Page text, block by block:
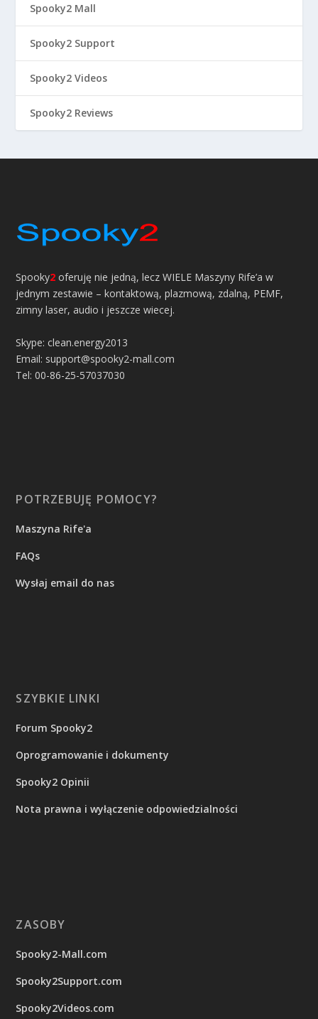
Spooky2 Mall
Spooky2 Support
Spooky2 Videos
Spooky2 Reviews
Spooky2 oferuję nie jedną, lecz WIELE Maszyny Rife’a w
jednym zestawie – kontaktową, plazmową, zdalną, PEMF,
zimny laser, audio i jeszcze wiecej.
Skype: clean.energy2013
Email: support@spooky2-mall.com
Tel: 00-86-25-57037030
POTRZEBUJĘ POMOCY?
Maszyna Rife'a
FAQs
Wysłaj email do nas
SZYBKIE LINKI
Forum Spooky2
Oprogramowanie i dokumenty
Spooky2 Opinii
Nota prawna i wyłączenie odpowiedzialności
ZASOBY
Spooky2-Mall.com
Spooky2Support.com
Spooky2Videos.com